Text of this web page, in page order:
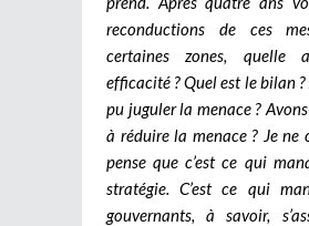
reconductions de ces
certaines zones, quelle
efficacité ? Quel est le bilan
pu juguler la menace ?
à réduire la menace ? Je ne
pense que c’est ce qui
stratégie. C’est ce qui
gouvernants, à savoir,